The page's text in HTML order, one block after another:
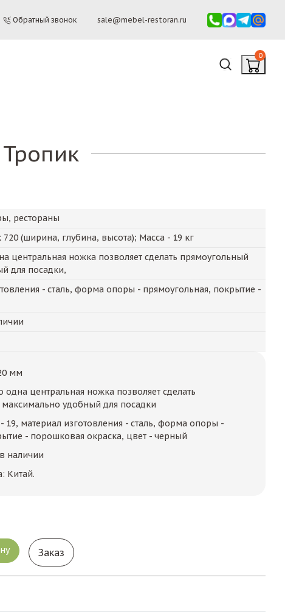
Обратный звонок sale@mebel-restoran.ru
0
рестораны
720 (ширина, глубина, высота); Масса - 19 кг
центральная ножка позволяет сделать прямоугольный
для посадки,
- сталь, форма опоры - прямоугольная, покрытие -
мм
центральная ножка позволяет сделать
удобный для посадки
19, материал изготовления - сталь, форма опоры -
- порошковая окраска, цвет - черный
наличии
Китай.
Заказ